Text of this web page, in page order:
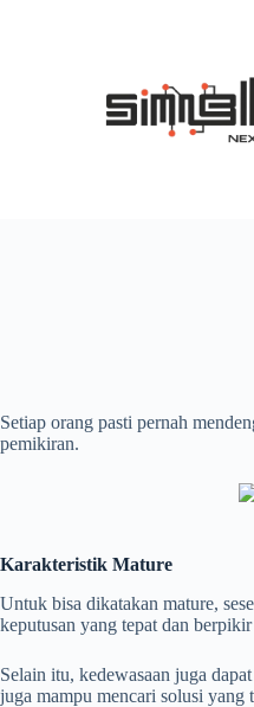
Setiap orang pasti pernah
pemikiran.
Karakteristik Mature
Untuk bisa dikatakan mature,
keputusan yang tepat dan
Selain itu, kedewasaan juga
juga mampu mencari solusi yang